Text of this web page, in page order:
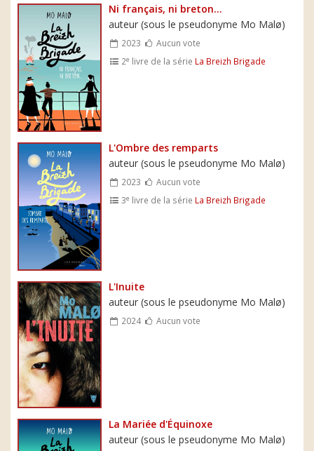
Ni français, ni breton...
auteur (sous le pseudonyme Mo Malø)
2023
Aucun vote
2e livre de la série La Breizh Brigade
L'Ombre des remparts
auteur (sous le pseudonyme Mo Malø)
2023
Aucun vote
3e livre de la série La Breizh Brigade
L'Inuite
auteur (sous le pseudonyme Mo Malø)
2024 Aucun vote
La Mariée d'Équinoxe
auteur (sous le pseudonyme Mo Malø)